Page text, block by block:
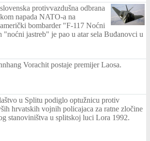
protivvazdušna odbrana
napada NATO-a na
bombarder "F-117 Noćni
"noćni jastreb" je pao u atar sela Buđanovci u
Vorachit postaje premijer Laosa.
u Splitu podiglo optužnicu protiv
hrvatskih vojnih policajaca za ratne zločine
stanoviništva u splitskoj luci Lora 1992.